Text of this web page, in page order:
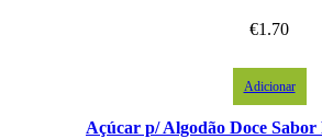
€1.70
Adicionar
Açúcar p/ Algodão Doce